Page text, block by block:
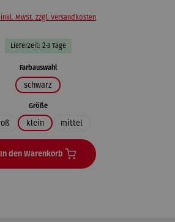
MwSt. zzgl. Versandkosten
Lieferzeit: 2-3 Tage
Farbauswahlauswählen
schwarz
Größeauswählen
klein mittel
In den Warenkorb